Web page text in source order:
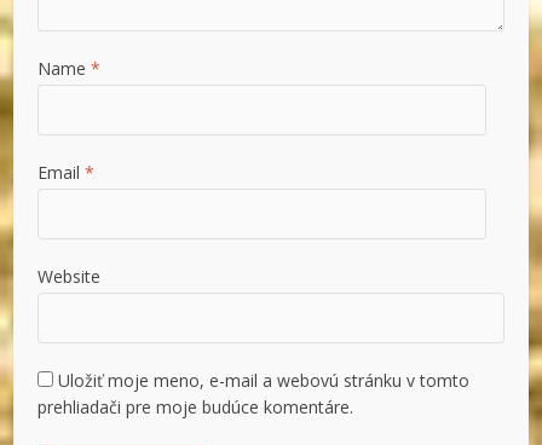
Name *
Email *
Website
Uložiť moje meno, e-mail a webovú stránku v tomto
prehliadači pre moje budúce komentáre.